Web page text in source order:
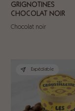
GRIGNOTINES
CHOCOLAT NOIR
Chocolat noir
Expédiable